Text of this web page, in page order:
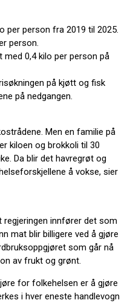
per person fra 2019 til 2025.
person.
0,4 kilo per person på
på kjøtt og fisk
på nedgangen.
Men en familie på
kiloen og brokkoli til 30
Da blir det havregrøt og
å vokse, sier
regjeringen innfører det som
mat blir billigere ved å gjøre
som går nå
av frukt og grønt.
for folkehelsen er å gjøre
i hver eneste handlevogn